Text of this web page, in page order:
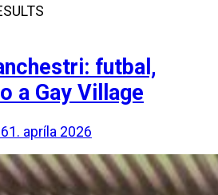
futbal,
a Gay Village
1. apríla 2026